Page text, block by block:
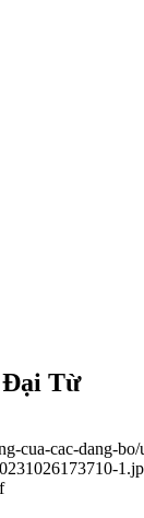
Đại Từ
cua-cac-dang-